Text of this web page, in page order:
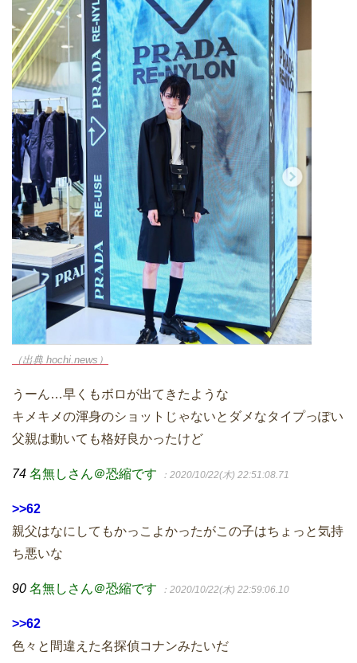
（出典 hochi.news）
うーん…早くもボロが出てきたような
キメキメの渾身のショットじゃないとダメなタイプっぽい
父親は動いても格好良かったけど
74 名無しさん＠恐縮です ：2020/10/22(木) 22:51:08.71
>>62
親父はなにしてもかっこよかったがこの子はちょっと気持
ち悪いな
90 名無しさん＠恐縮です ：2020/10/22(木) 22:59:06.10
>>62
色々と間違えた名探偵コナンみたいだ